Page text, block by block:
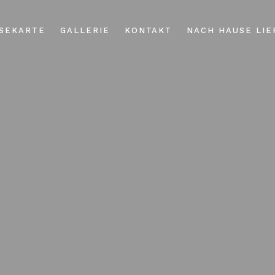
GALLERIE KONTAKT NACH HAUSE